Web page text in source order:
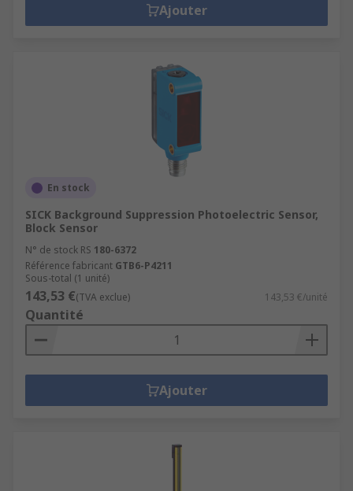
Ajouter
En stock
SICK Background Suppression Photoelectric Sensor,
Block Sensor
N° de stock RS 180-6372
Référence fabricant GTB6-P4211
Sous-total (1 unité)
143,53 €(TVA exclue) 143,53 €/unité
Quantité
Ajouter